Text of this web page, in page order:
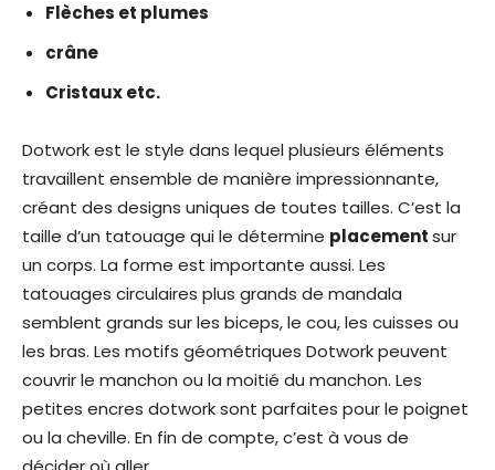
Flèches et plumes
crâne
Cristaux etc.
Dotwork est le style dans lequel plusieurs éléments
travaillent ensemble de manière impressionnante,
créant des designs uniques de toutes tailles. C’est la
taille d’un tatouage qui le détermine placementsur
un corps. La forme est importante aussi. Les
tatouages ​​circulaires plus grands de mandala
semblent grands sur les biceps, le cou, les cuisses ou
les bras. Les motifs géométriques Dotwork peuvent
couvrir le manchon ou la moitié du manchon. Les
petites encres dotwork sont parfaites pour le poignet
ou la cheville. En fin de compte, c’est à vous de